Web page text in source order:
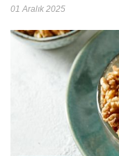
01 Aralık 2025